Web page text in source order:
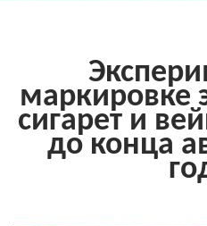
маркировке
сигарет и
до конца